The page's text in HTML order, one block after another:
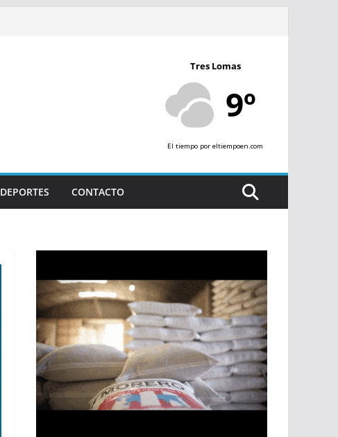
Tres Lomas
9º
El tiempo por eltiempoen.com
DEPORTES CONTACTO